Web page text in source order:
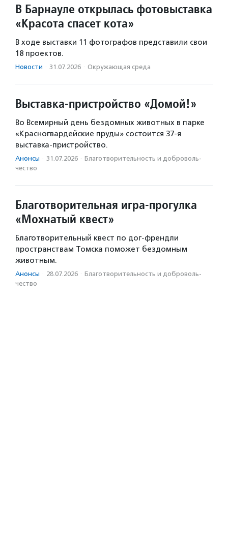
В Барнауле открылась фотовыставка
«Красота спасет кота»
В ходе выставки 11 фотографов представили свои
18 проектов.
Новости · 31.07.2026 · Окружающая среда
Выставка-пристройство «Домой!»
Во Всемирный день бездомных животных в парке
«Красногвардейские пруды» состоится 37-я
выставка-пристройство.
Анонсы · 31.07.2026 · Благотвори­тель­ность и доброволь­
чест­во
Благотворительная игра-прогулка
«Мохнатый квест»
Благотворительный квест по дог-френдли
пространствам Томска поможет бездомным
животным.
Анонсы · 28.07.2026 · Благотвори­тель­ность и доброволь­
чест­во